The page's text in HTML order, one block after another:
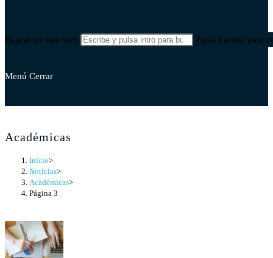
Buscar en esta web Pulsa Escape para
Menú Cerrar
Académicas
Inicio>
Noticias>
Académicas>
Página 3